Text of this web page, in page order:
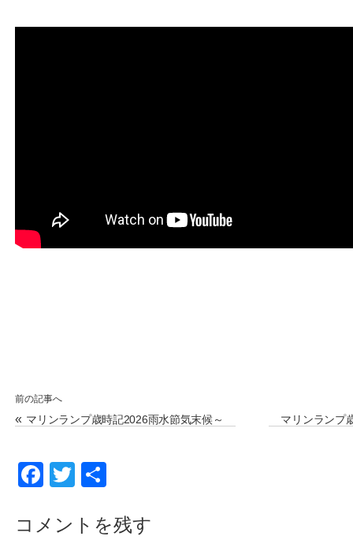
前の記事へ
« マリンランプ歳時記2026雨水節気末候～
マリンランプ
F
c
T
tt
コメントを残す